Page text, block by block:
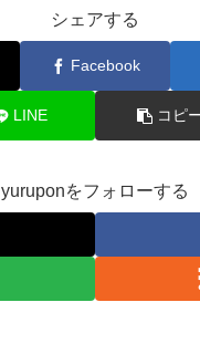
シェアする
Facebook
LINE コピ
yuruponをフォローする